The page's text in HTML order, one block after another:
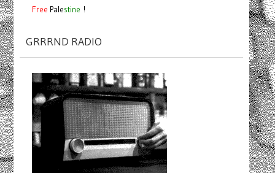
Free Palestine !
GRRRND RADIO